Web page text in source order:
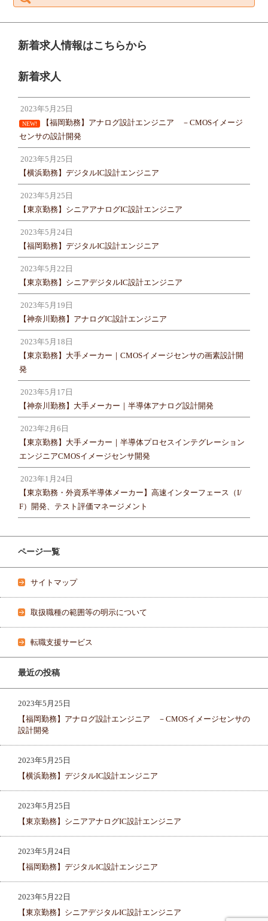
新着求人情報はこちらから
新着求人
2023年5月25日
NEW!
【福岡勤務】アナログ設計エンジニア －CMOSイメージ
センサの設計開発
2023年5月25日
【横浜勤務】デジタルIC設計エンジニア
2023年5月25日
【東京勤務】シニアアナログIC設計エンジニア
2023年5月24日
【福岡勤務】デジタルIC設計エンジニア
2023年5月22日
【東京勤務】シニアデジタルIC設計エンジニア
2023年5月19日
【神奈川勤務】アナログIC設計エンジニア
2023年5月18日
【東京勤務】大手メーカー｜CMOSイメージセンサの画素設計開
発
2023年5月17日
【神奈川勤務】大手メーカー｜半導体アナログ設計開発
2023年2月6日
【東京勤務】大手メーカー｜半導体プロセスインテグレーション
エンジニアCMOSイメージセンサ開発
2023年1月24日
【東京勤務・外資系半導体メーカー】高速インターフェース（I/
F）開発、テスト評価マネージメント
ページ一覧
サイトマップ
取扱職種の範囲等の明示について
転職支援サービス
最近の投稿
2023年5月25日
【福岡勤務】アナログ設計エンジニア －CMOSイメージセンサの
設計開発
2023年5月25日
【横浜勤務】デジタルIC設計エンジニア
2023年5月25日
【東京勤務】シニアアナログIC設計エンジニア
2023年5月24日
【福岡勤務】デジタルIC設計エンジニア
2023年5月22日
【東京勤務】シニアデジタルIC設計エンジニア